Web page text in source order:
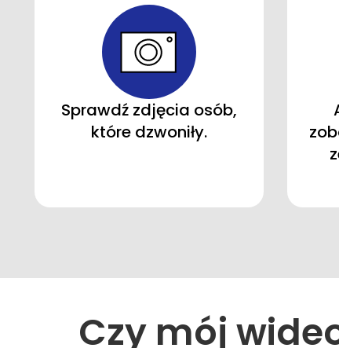
Sprawdź zdjęcia osób,
które dzwoniły.
Czy mój